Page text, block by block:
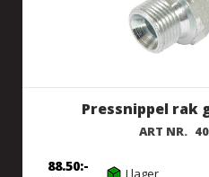
Pressnippel rak
ART NR.
88.50 I lager